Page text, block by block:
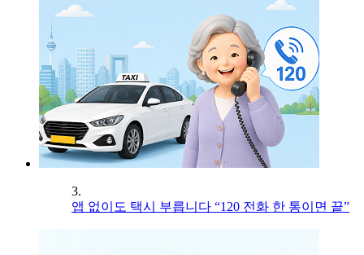
3.
앱 없이도 택시 부릅니다 “120 전화 한 통이면 끝”